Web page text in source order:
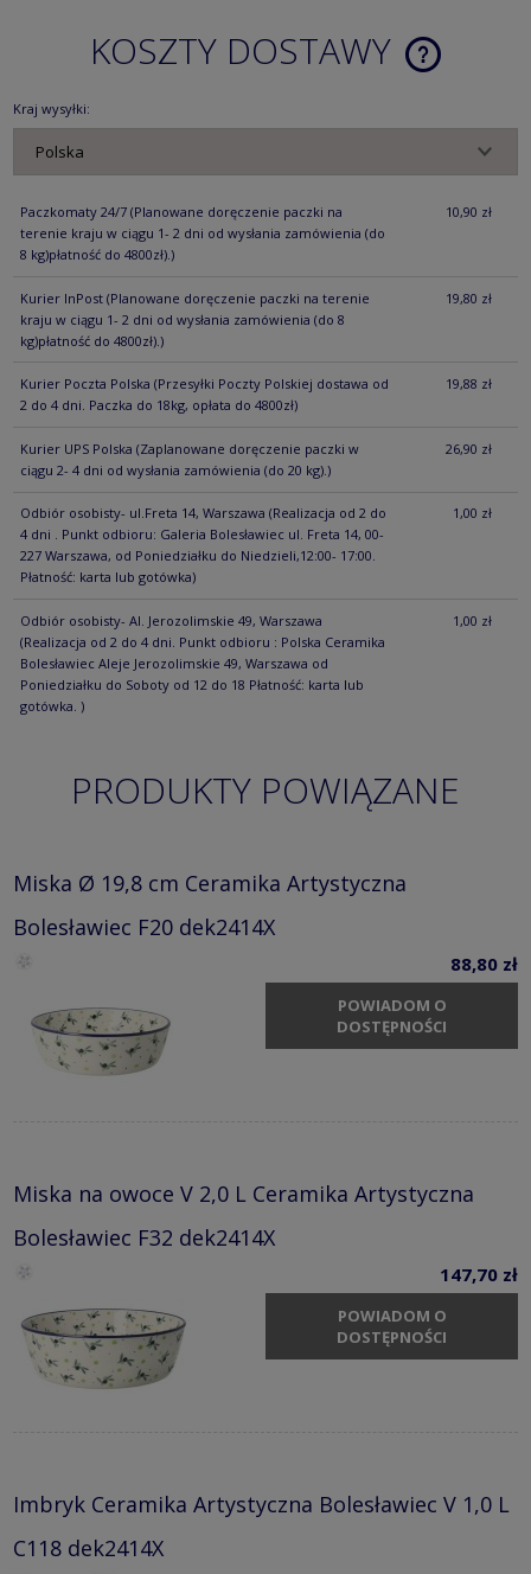
KOSZTY DOSTAWY
CENA NIE
Kraj wysyłki:
Paczkomaty 24/7 (Planowane doręczenie paczki na
terenie kraju w ciągu 1- 2 dni od wysłania zamówienia (do
8 kg)płatność do 4800zł).)
10,90 zł
Kurier InPost (Planowane doręczenie paczki na terenie
kraju w ciągu 1- 2 dni od wysłania zamówienia (do 8
kg)płatność do 4800zł).)
19,80 zł
Kurier Poczta Polska (Przesyłki Poczty Polskiej dostawa od
2 do 4 dni. Paczka do 18kg, opłata do 4800zł)
19,88 zł
Kurier UPS Polska (Zaplanowane doręczenie paczki w
ciągu 2- 4 dni od wysłania zamówienia (do 20 kg).)
26,90 zł
Odbiór osobisty- ul.Freta 14, Warszawa (Realizacja od 2 do
4 dni . Punkt odbioru: Galeria Bolesławiec ul. Freta 14, 00-
227 Warszawa, od Poniedziałku do Niedzieli,12:00- 17:00.
Płatność: karta lub gotówka)
1,00 zł
Odbiór osobisty- Al. Jerozolimskie 49, Warszawa
(Realizacja od 2 do 4 dni. Punkt odbioru : Polska Ceramika
Bolesławiec Aleje Jerozolimskie 49, Warszawa od
Poniedziałku do Soboty od 12 do 18 Płatność: karta lub
gotówka. )
1,00 zł
PRODUKTY POWIĄZANE
Miska Ø 19,8 cm Ceramika Artystyczna
Bolesławiec F20 dek2414X
88,80 zł
POWIADOM O
DOSTĘPNOŚCI
Miska na owoce V 2,0 L Ceramika Artystyczna
Bolesławiec F32 dek2414X
147,70 zł
POWIADOM O
DOSTĘPNOŚCI
Imbryk Ceramika Artystyczna Bolesławiec V 1,0 L
C118 dek2414X